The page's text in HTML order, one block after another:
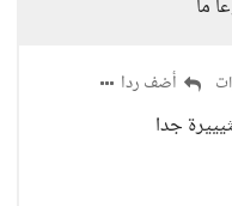
ما
أضف ردا
جدا